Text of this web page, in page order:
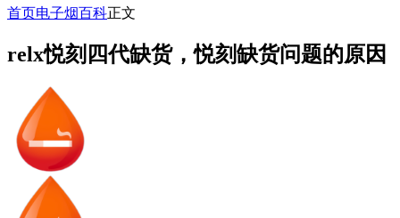
首页电子烟百科正文
relx悦刻四代缺货，悦刻缺货问题的原因